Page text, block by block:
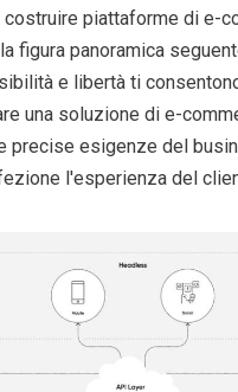
costruire piattaforme di e-
figura panoramica
e libertà ti
una soluzione di e-
precise esigenze del
l'esperienza del